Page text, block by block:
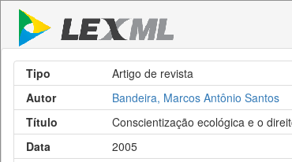
Tipo
Artigo de revista
Autor
Bandeira, Marcos Antônio Santos
Título
Conscientização ecológica e o
Data
2005